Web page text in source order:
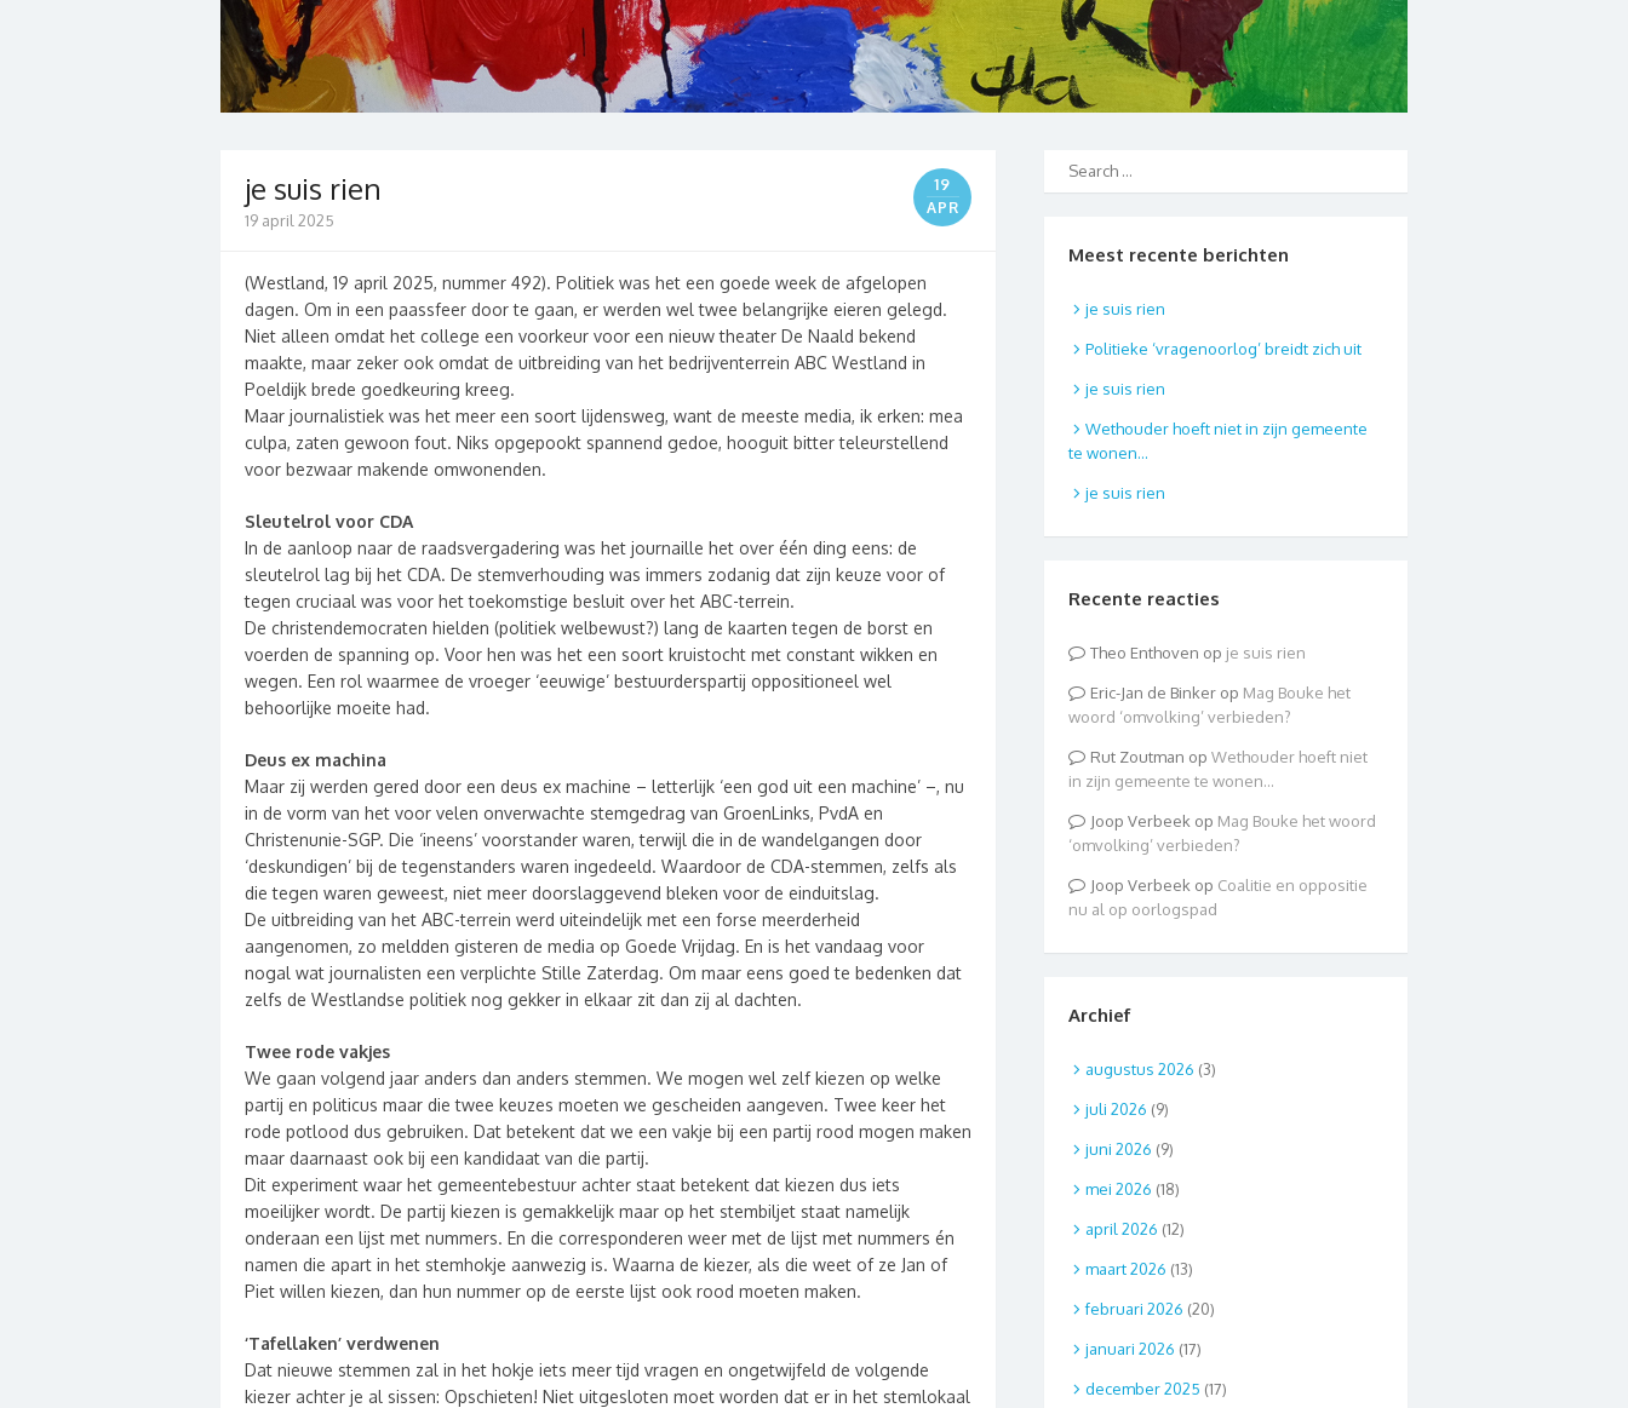
je suis rien
19
APR
19 april 2025
(Westland, 19 april 2025, nummer 492). Politiek was het een goede week de afgelopen
dagen. Om in een paassfeer door te gaan, er werden wel twee belangrijke eieren gelegd.
Niet alleen omdat het college een voorkeur voor een nieuw theater De Naald bekend
maakte, maar zeker ook omdat de uitbreiding van het bedrijventerrein ABC Westland in
Poeldijk brede goedkeuring kreeg.
Maar journalistiek was het meer een soort lijdensweg, want de meeste media, ik erken: mea
culpa, zaten gewoon fout. Niks opgepookt spannend gedoe, hooguit bitter teleurstellend
voor bezwaar makende omwonenden.
Sleutelrol voor CDA
In de aanloop naar de raadsvergadering was het journaille het over één ding eens: de
sleutelrol lag bij het CDA. De stemverhouding was immers zodanig dat zijn keuze voor of
tegen cruciaal was voor het toekomstige besluit over het ABC-terrein.
De christendemocraten hielden (politiek welbewust?) lang de kaarten tegen de borst en
voerden de spanning op. Voor hen was het een soort kruistocht met constant wikken en
wegen. Een rol waarmee de vroeger ‘eeuwige’ bestuurderspartij oppositioneel wel
behoorlijke moeite had.
Deus ex machina
Maar zij werden gered door een deus ex machine – letterlijk ‘een god uit een machine’ –, nu
in de vorm van het voor velen onverwachte stemgedrag van GroenLinks, PvdA en
Christenunie-SGP. Die ‘ineens’ voorstander waren, terwijl die in de wandelgangen door
‘deskundigen’ bij de tegenstanders waren ingedeeld. Waardoor de CDA-stemmen, zelfs als
die tegen waren geweest, niet meer doorslaggevend bleken voor de einduitslag.
De uitbreiding van het ABC-terrein werd uiteindelijk met een forse meerderheid
aangenomen, zo meldden gisteren de media op Goede Vrijdag. En is het vandaag voor
nogal wat journalisten een verplichte Stille Zaterdag. Om maar eens goed te bedenken dat
zelfs de Westlandse politiek nog gekker in elkaar zit dan zij al dachten.
Twee rode vakjes
We gaan volgend jaar anders dan anders stemmen. We mogen wel zelf kiezen op welke
partij en politicus maar die twee keuzes moeten we gescheiden aangeven. Twee keer het
rode potlood dus gebruiken. Dat betekent dat we een vakje bij een partij rood mogen maken
maar daarnaast ook bij een kandidaat van die partij.
Dit experiment waar het gemeentebestuur achter staat betekent dat kiezen dus iets
moeilijker wordt. De partij kiezen is gemakkelijk maar op het stembiljet staat namelijk
onderaan een lijst met nummers. En die corresponderen weer met de lijst met nummers én
namen die apart in het stemhokje aanwezig is. Waarna de kiezer, als die weet of ze Jan of
Piet willen kiezen, dan hun nummer op de eerste lijst ook rood moeten maken.
‘Tafellaken’ verdwenen
Dat nieuwe stemmen zal in het hokje iets meer tijd vragen en ongetwijfeld de volgende
kiezer achter je al sissen: Opschieten! Niet uitgesloten moet worden dat er in het stemlokaal
Meest recente berichten
je suis rien
Politieke ‘vragenoorlog’ breidt zich uit
je suis rien
Wethouder hoeft niet in zijn gemeente
te wonen…
je suis rien
Recente reacties
Theo Enthoven op je suis rien
Eric-Jan de Binkerop Mag Bouke het
woord ‘omvolking’ verbieden?
Rut Zoutman op Wethouder hoeft niet
in zijn gemeente te wonen…
Joop Verbeek op Mag Bouke het woord
‘omvolking’ verbieden?
Joop Verbeek op Coalitie en oppositie
nu al op oorlogspad
Archief
augustus 2026 (3)
juli 2026 (9)
juni 2026 (9)
mei 2026 (18)
april 2026 (12)
maart 2026 (13)
februari 2026 (20)
januari 2026 (17)
december 2025 (17)